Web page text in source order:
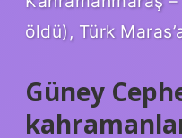
öldü), Türk
Güney